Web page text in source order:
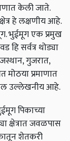
केली जाते.
हे लक्षणीय आहे.
भुईमूग एक प्रमुख
सर्वत्र थोड्या
गुजरात,
मोठया प्रमाणात
उल्लेखनीय आहे.
पिकाच्या
क्षेत्रात जवळपास
शेतकरी